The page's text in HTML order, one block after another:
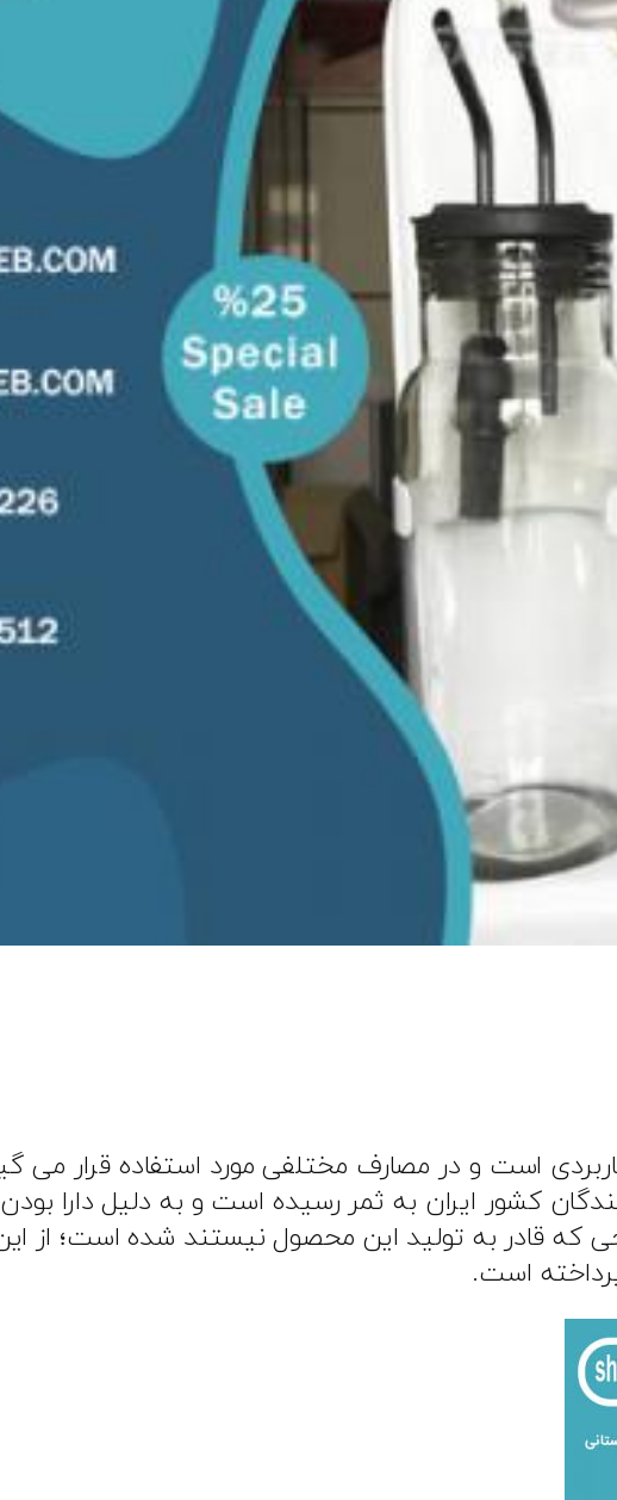
است و در مصارف مختلفی مورد استفاده قرار می‌
کشور ایران به ثمر رسیده است و به دلیل دارا
قادر به تولید این محصول نیستند شده است؛ از این
است.